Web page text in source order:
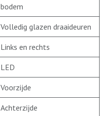
bodem
Volledig glazen draaideuren
Links en rechts
LED
Voorzijde
Achterzijde